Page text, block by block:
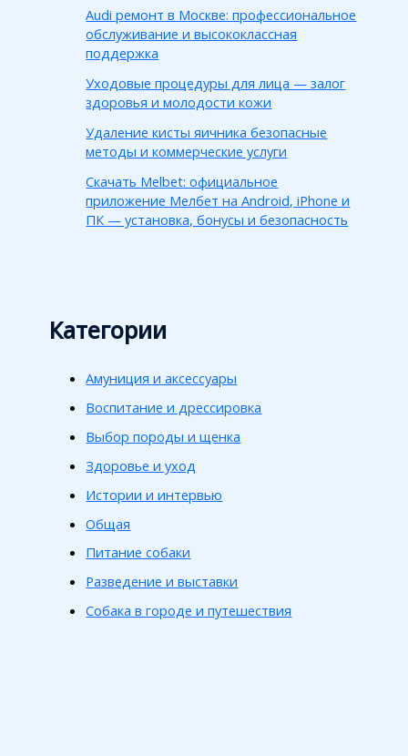
Audi ремонт в Москве: профессиональное
обслуживание и высококлассная
поддержка
Уходовые процедуры для лица — залог
здоровья и молодости кожи
Удаление кисты яичника безопасные
методы и коммерческие услуги
Скачать Melbet: официальное
приложение Мелбет на Android, iPhone и
ПК — установка, бонусы и безопасность
Категории
Амуниция и аксессуары
Воспитание и дрессировка
Выбор породы и щенка
Здоровье и уход
Истории и интервью
Общая
Питание собаки
Разведение и выставки
Собака в городе и путешествия